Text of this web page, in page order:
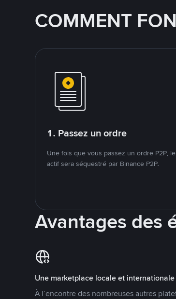
COMMENT
1. Passez un ordre
Une fois que vous passez un ordre P2P,
actif sera séquestré par Binance P2P.
Avantages des
Une marketplace locale et internationale
À l’encontre des nombreuses autres